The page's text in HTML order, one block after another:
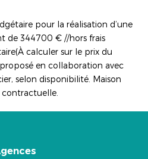
pour la réalisation d’une
de 344700 € //hors frais
calculer sur le prix du
en collaboration avec
selon disponibilité. Maison